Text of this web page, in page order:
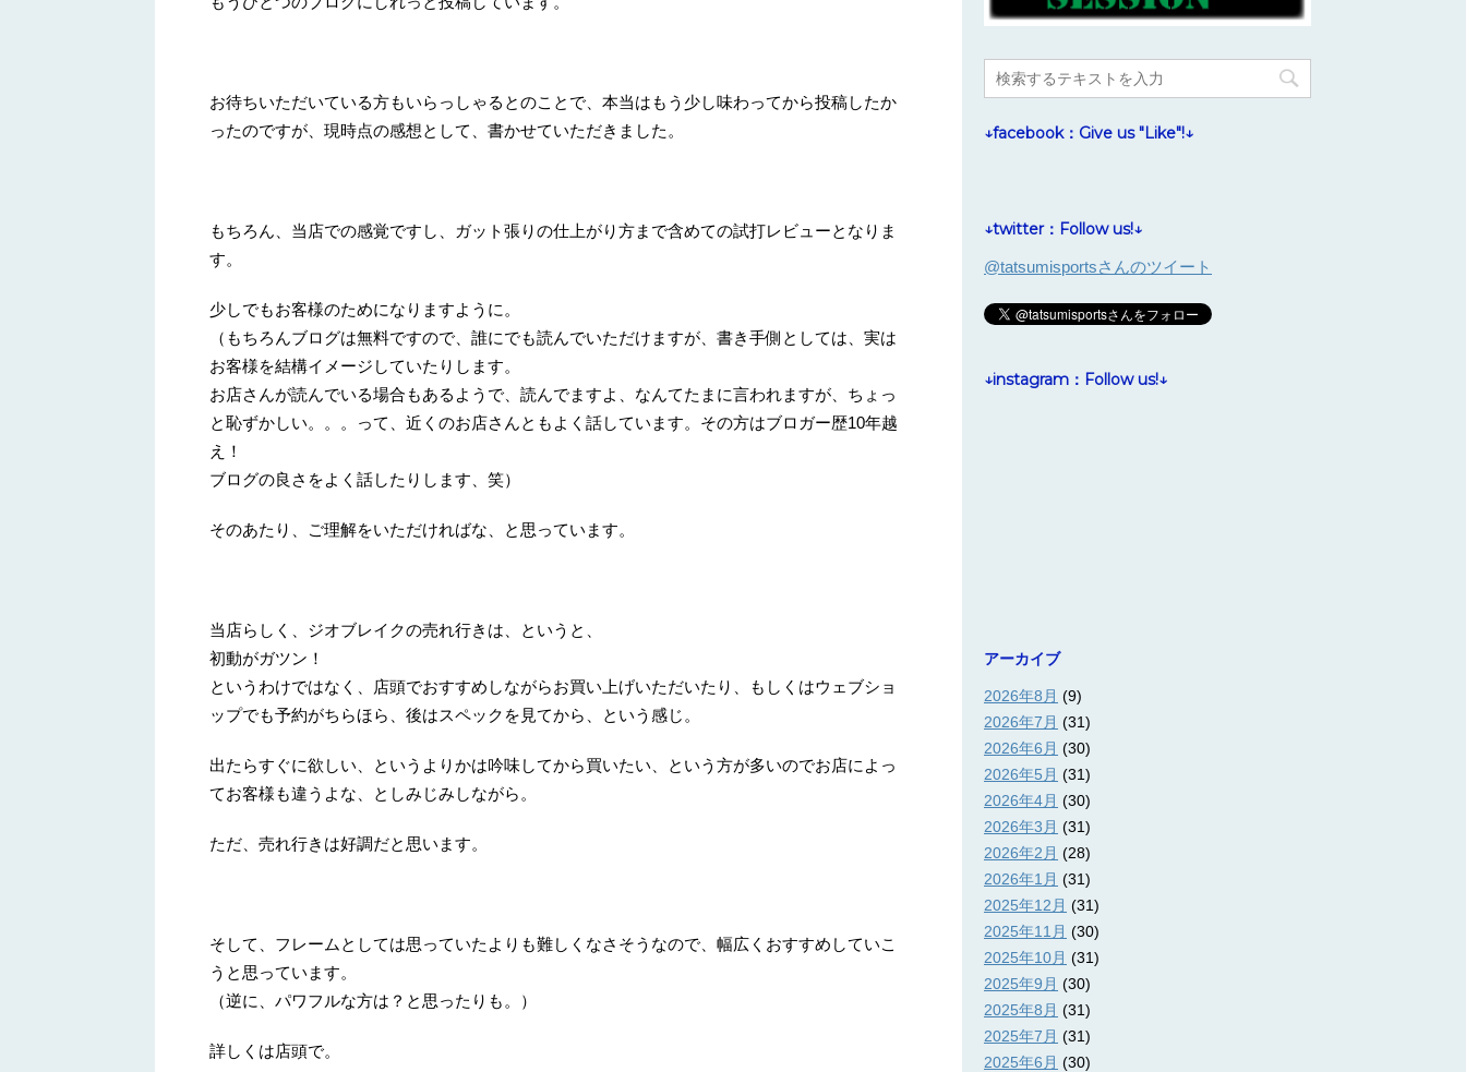
お待ちいただいている方もいらっしゃるとのことで、本当はもう少し味わってから投稿したか
ったのですが、現時点の感想として、書かせていただきました。
もちろん、当店での感覚ですし、ガット張りの仕上がり方まで含めての試打レビューとなりま
す。
少しでもお客様のためになりますように。
（もちろんブログは無料ですので、誰にでも読んでいただけますが、書き手側としては、実は
お客様を結構イメージしていたりします。
お店さんが読んでいる場合もあるようで、読んでますよ、なんてたまに言われますが、ちょっ
と恥ずかしい。。。って、近くのお店さんともよく話しています。その方はブロガー歴10年越
え！
ブログの良さをよく話したりします、笑）
そのあたり、ご理解をいただければな、と思っています。
当店らしく、ジオブレイクの売れ行きは、というと、
初動がガツン！
というわけではなく、店頭でおすすめしながらお買い上げいただいたり、もしくはウェブショ
ップでも予約がちらほら、後はスペックを見てから、という感じ。
出たらすぐに欲しい、というよりかは吟味してから買いたい、という方が多いのでお店によっ
てお客様も違うよな、としみじみしながら。
ただ、売れ行きは好調だと思います。
そして、フレームとしては思っていたよりも難しくなさそうなので、幅広くおすすめしていこ
うと思っています。
（逆に、パワフルな方は？と思ったりも。）
詳しくは店頭で。
↓facebook：Give us "Like"!↓
↓twitter：Follow us!↓
@tatsumisportsさんのツイート
↓instagram：Follow us!↓
アーカイブ
2026年8月 (9)
2026年7月 (31)
2026年6月 (30)
2026年5月 (31)
2026年4月 (30)
2026年3月 (31)
2026年2月 (28)
2026年1月 (31)
2025年12月 (31)
2025年11月 (30)
2025年10月 (31)
2025年9月 (30)
2025年8月 (31)
2025年7月 (31)
2025年6月 (30)